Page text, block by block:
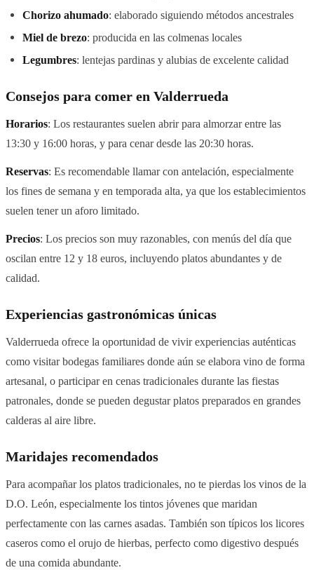
Chorizo ahumado: elaborado siguiendo métodos ancestrales
Miel de brezo: producida en las colmenas locales
Legumbres: lentejas pardinas y alubias de excelente calidad
Consejos para comer en Valderrueda
Horarios: Los restaurantes suelen abrir para almorzar entre las
13:30 y 16:00 horas, y para cenar desde las 20:30 horas.
Reservas: Es recomendable llamar con antelación, especialmente
los fines de semana y en temporada alta, ya que los establecimientos
suelen tener un aforo limitado.
Precios: Los precios son muy razonables, con menús del día que
oscilan entre 12 y 18 euros, incluyendo platos abundantes y de
calidad.
Experiencias gastronómicas únicas
Valderrueda ofrece la oportunidad de vivir experiencias auténticas
como visitar bodegas familiares donde aún se elabora vino de forma
artesanal, o participar en cenas tradicionales durante las fiestas
patronales, donde se pueden degustar platos preparados en grandes
calderas al aire libre.
Maridajes recomendados
Para acompañar los platos tradicionales, no te pierdas los vinos de la
D.O. León, especialmente los tintos jóvenes que maridan
perfectamente con las carnes asadas. También son típicos los licores
caseros como el orujo de hierbas, perfecto como digestivo después
de una comida abundante.